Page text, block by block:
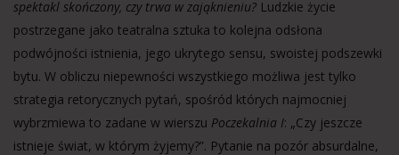
spektakl skończony, czy trwa w zająknieniu? Ludzkie życie
postrzegane jako teatralna sztuka to kolejna odsłona
podwójności istnienia, jego ukrytego sensu, swoistej podszewki
bytu. W obliczu niepewności wszystkiego możliwa jest tylko
strategia retorycznych pytań, spośród których najmocniej
wybrzmiewa to zadane w wierszu Poczekalnia I: „Czy jeszcze
istnieje świat, w którym żyjemy?”. Pytanie na pozór absurdalne,